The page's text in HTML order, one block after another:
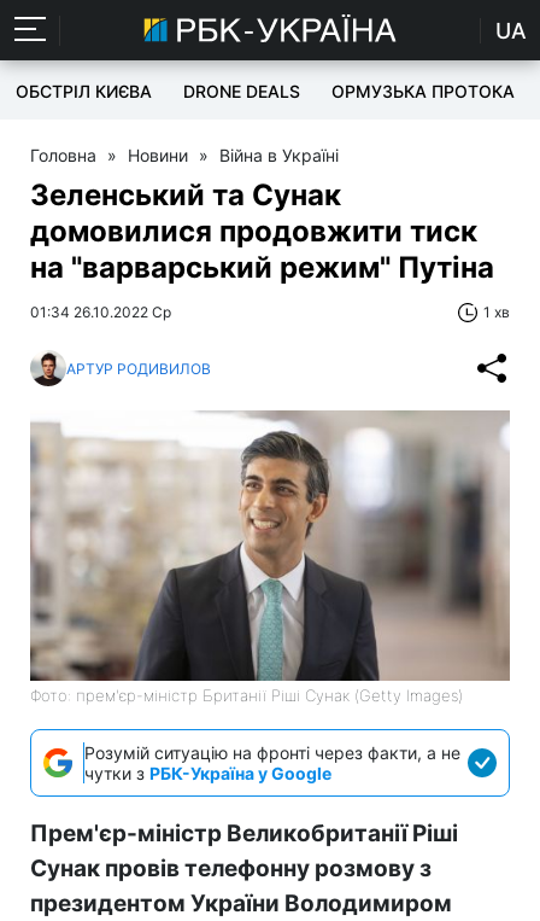
UA
ОБСТРІЛ КИЄВА DRONE DEALS ОРМУЗЬКА ПРОТОКА
Головна » Новини » Війна в Україні
Зеленський та Сунак
домовилися продовжити тиск
на "варварський режим" Путіна
01:34 26.10.2022 Ср 1 хв
АРТУР РОДИВИЛОВ
Фото: прем'єр-міністр Британії Ріші Сунак (Getty Images)
Розумій ситуацію на фронті через факти, а не
чутки з РБК-Україна у Google
Прем'єр-міністр Великобританії Ріші
Сунак провів телефонну розмову з
президентом України Володимиром